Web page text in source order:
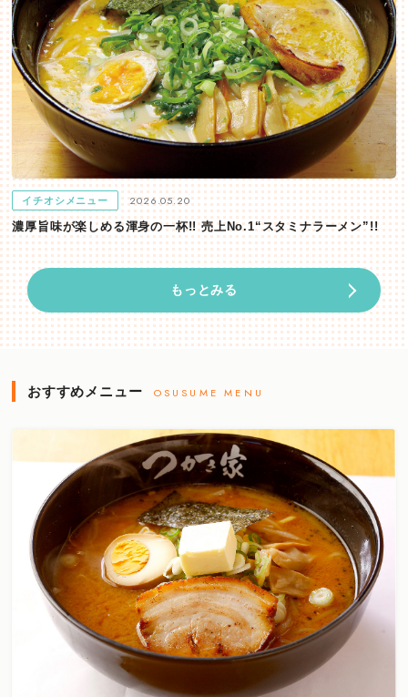
イチオシメニュー 2026.05.20
濃厚旨味が楽しめる渾身の一杯!! 売上No.1“スタミナラーメン”!!
もっとみる
おすすめメニュー OSUSUME MENU